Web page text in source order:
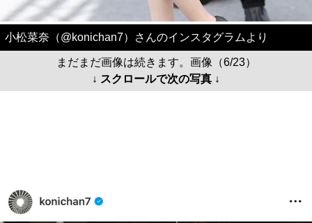
小松菜奈（@konichan7）さんのインスタグラムより
まだまだ画像は続きます。画像（6/23）
↓ スクロールで次の写真 ↓